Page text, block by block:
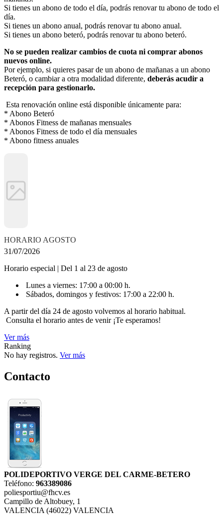
Si tienes un abono de todo el día, podrás renovar tu abono de todo el
día.
Si tienes un abono anual, podrás renovar tu abono anual.
Si tienes un abono beteró, podrás renovar tu abono beteró.
No se pueden realizar cambios de cuota ni comprar abonos
nuevos online.
Por ejemplo, si quieres pasar de un abono de mañanas a un abono
Beteró, o cambiar a otra modalidad diferente, deberás acudir a
recepción para gestionarlo.
Esta renovación online está disponible únicamente para:
* Abono Beteró
* Abonos Fitness de mañanas mensuales
* Abonos Fitness de todo el día mensuales
* Abono fitness anuales
HORARIO AGOSTO
31/07/2026
Horario especial | Del 1 al 23 de agosto
Lunes a viernes: 17:00 a 00:00 h.
Sábados, domingos y festivos: 17:00 a 22:00 h.
A partir del día 24 de agosto volvemos al horario habitual.
Consulta el horario antes de venir ¡Te esperamos!
Ver más
Ranking
No hay registros. Ver más
Contacto
POLIDEPORTIVO VERGE DEL CARME-BETERO
Teléfono: 963389086
poliesportiu@fhcv.es
Campillo de Altobuey, 1
VALENCIA (46022) VALENCIA